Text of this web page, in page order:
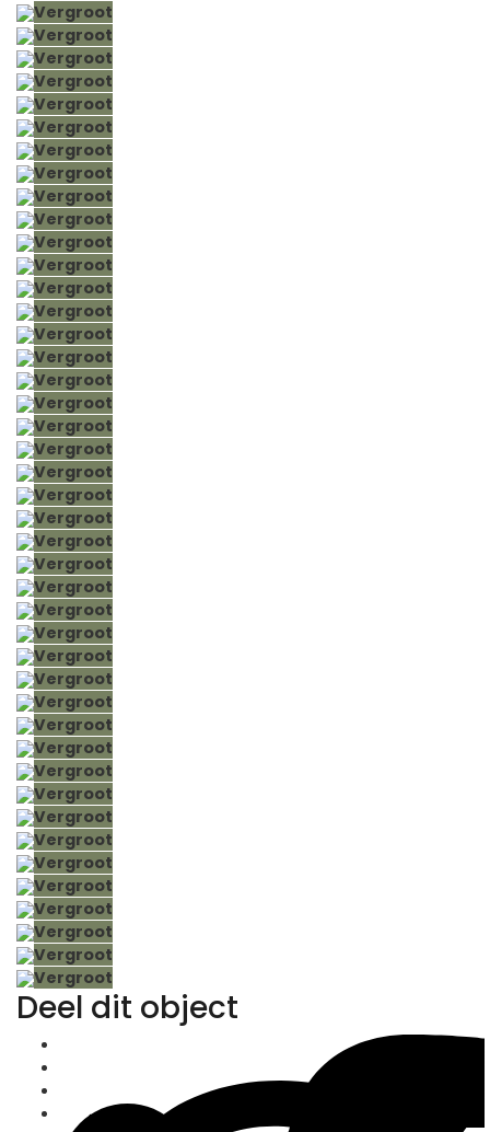
Vergroot
Vergroot
Vergroot
Vergroot
Vergroot
Vergroot
Vergroot
Vergroot
Vergroot
Vergroot
Vergroot
Vergroot
Vergroot
Vergroot
Vergroot
Vergroot
Vergroot
Vergroot
Vergroot
Vergroot
Vergroot
Vergroot
Vergroot
Vergroot
Vergroot
Vergroot
Vergroot
Vergroot
Vergroot
Vergroot
Vergroot
Vergroot
Vergroot
Vergroot
Vergroot
Vergroot
Vergroot
Vergroot
Vergroot
Vergroot
Vergroot
Vergroot
Vergroot
Deel dit object